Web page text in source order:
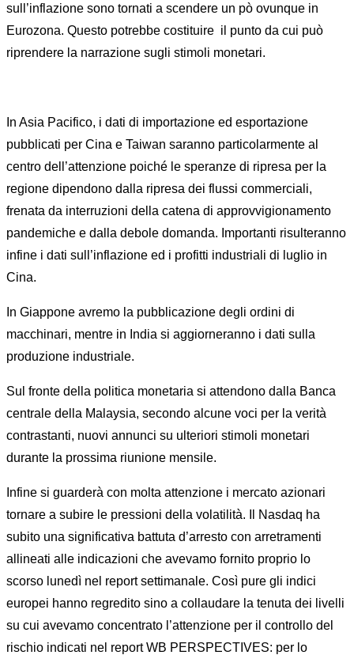
sull’inflazione sono tornati a scendere un pò ovunque in
Eurozona. Questo potrebbe costituire il punto da cui può
riprendere la narrazione sugli stimoli monetari.
In Asia Pacifico, i dati di importazione ed esportazione
pubblicati per Cina e Taiwan saranno particolarmente al
centro dell’attenzione poiché le speranze di ripresa per la
regione dipendono dalla ripresa dei flussi commerciali,
frenata da interruzioni della catena di approvvigionamento
pandemiche e dalla debole domanda. Importanti risulteranno
infine i dati sull’inflazione ed i profitti industriali di luglio in
Cina.
In Giappone avremo la pubblicazione degli ordini di
macchinari, mentre in India si aggiorneranno i dati sulla
produzione industriale.
Sul fronte della politica monetaria si attendono dalla Banca
centrale della Malaysia, secondo alcune voci per la verità
contrastanti, nuovi annunci su ulteriori stimoli monetari
durante la prossima riunione mensile.
Infine si guarderà con molta attenzione i mercato azionari
tornare a subire le pressioni della volatilità. Il Nasdaq ha
subito una significativa battuta d’arresto con arretramenti
allineati alle indicazioni che avevamo fornito proprio lo
scorso lunedì nel report settimanale. Così pure gli indici
europei hanno regredito sino a collaudare la tenuta dei livelli
su cui avevamo concentrato l’attenzione per il controllo del
rischio indicati nel report WB PERSPECTIVES: per lo